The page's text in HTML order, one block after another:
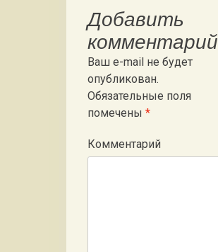
Добавить
комментарий
Ваш e-mail не будет
опубликован.
Обязательные поля
помечены *
Комментарий